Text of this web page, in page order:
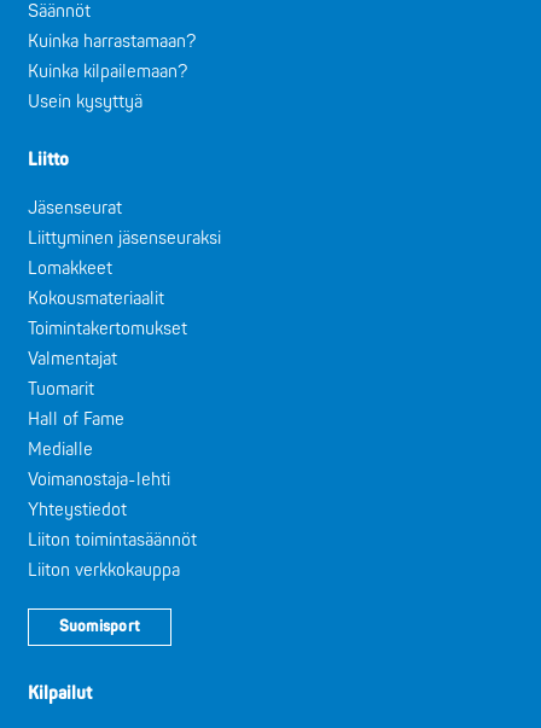
Säännöt
Kuinka harrastamaan?
Kuinka kilpailemaan?
Usein kysyttyä
Liitto
Jäsenseurat
Liittyminen jäsenseuraksi
Lomakkeet
Kokousmateriaalit
Toimintakertomukset
Valmentajat
Tuomarit
Hall of Fame
Medialle
Voimanostaja-lehti
Yhteystiedot
Liiton toimintasäännöt
Liiton verkkokauppa
Suomisport
Kilpailut